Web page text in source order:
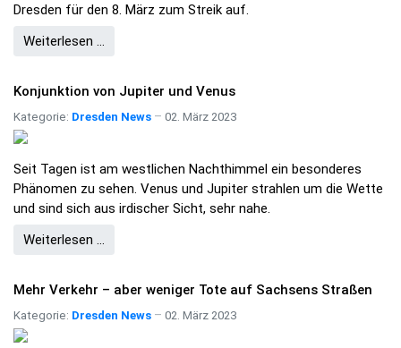
Dresden für den 8. März zum Streik auf.
Weiterlesen …
Konjunktion von Jupiter und Venus
Kategorie: Dresden News 02. März 2023
Seit Tagen ist am westlichen Nachthimmel ein besonderes
Phänomen zu sehen. Venus und Jupiter strahlen um die Wette
und sind sich aus irdischer Sicht, sehr nahe.
Weiterlesen …
Mehr Verkehr – aber weniger Tote auf Sachsens Straßen
Kategorie: Dresden News 02. März 2023